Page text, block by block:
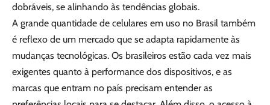
dobráveis, se alinhando às tendências globais.
A grande quantidade de celulares em uso no Brasil também
é reflexo de um mercado que se adapta rapidamente às
mudanças tecnológicas. Os brasileiros estão cada vez mais
exigentes quanto à performance dos dispositivos, e as
marcas que entram no país precisam entender as